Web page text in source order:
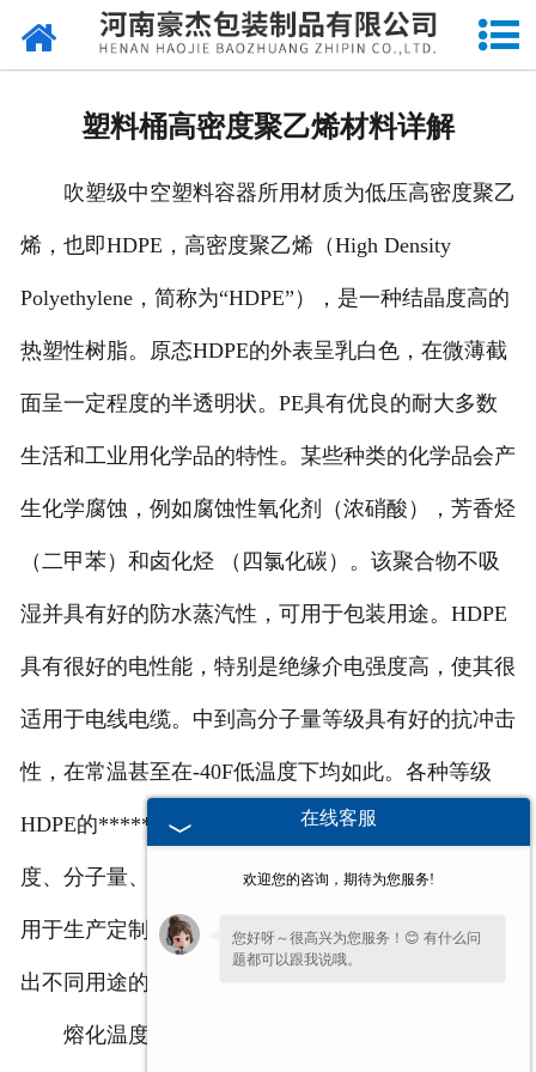
网站首页
资质荣誉
厂容厂貌
印刷工艺
留言反馈
联系我们
塑料桶高密度聚乙烯材料详解
吹塑级中空塑料容器所用材质为低压高密度聚乙
烯，也即HDPE，高密度聚乙烯（High Density
Polyethylene，简称为“HDPE”），是一种结晶度高的
热塑性树脂。原态HDPE的外表呈乳白色，在微薄截
面呈一定程度的半透明状。PE具有优良的耐大多数
生活和工业用化学品的特性。某些种类的化学品会产
生化学腐蚀，例如腐蚀性氧化剂（浓硝酸），芳香烃
（二甲苯）和卤化烃 （四氯化碳）。该聚合物不吸
湿并具有好的防水蒸汽性，可用于包装用途。HDPE
具有很好的电性能，特别是绝缘介电强度高，使其很
适用于电线电缆。中到高分子量等级具有好的抗冲击
性，在常温甚至在-40F低温度下均如此。各种等级
HDPE的******特性是四种基本变量的适当结合：密
度、分子量、分子量分布和添加剂。不同的催化剂被
用于生产定制特殊性能聚合物。这些变量相结合生产
出不同用途的HDPE品级；在性能上达到平衡。
熔化温度220~260℃。对于分子较大的材料，建
在线客服
欢迎您的咨询，期待为您服务!
您好呀～很高兴为您服务！😊 有什么问
题都可以跟我说哦。